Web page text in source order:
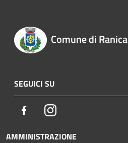
Comune di Ranica
SEGUICI SU
FacebookInstagram
AMMINISTRAZIONE